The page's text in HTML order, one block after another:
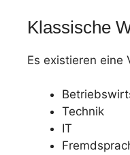
Klassische
Es existieren eine
Technik
IT